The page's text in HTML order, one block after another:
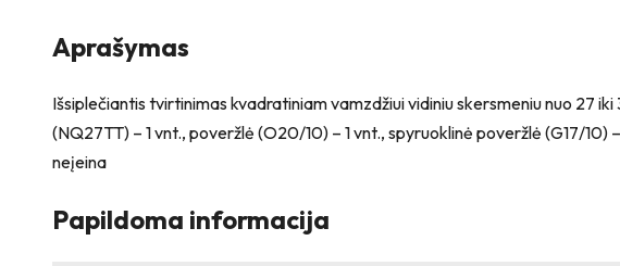
Aprašymas
Išsiplečiantis tvirtinimas kvadratiniam vamzdžiui vidiniu skersmeniu nuo 27
(NQ27TT) – 1 vnt., poveržlė (O20/10) – 1 vnt., spyruoklinė poveržlė (G17/
neįeina
Papildoma informacija